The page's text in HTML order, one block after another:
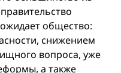
общество:
снижением
вопроса, уже
а также